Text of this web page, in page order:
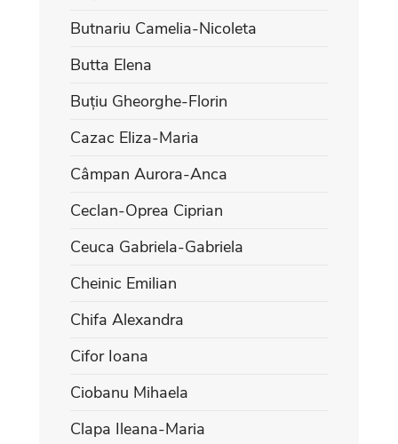
Butnariu Camelia-Nicoleta
Butta Elena
Buțiu Gheorghe-Florin
Cazac Eliza-Maria
Câmpan Aurora-Anca
Ceclan-Oprea Ciprian
Ceuca Gabriela-Gabriela
Cheinic Emilian
Chifa Alexandra
Cifor Ioana
Ciobanu Mihaela
Clapa Ileana-Maria